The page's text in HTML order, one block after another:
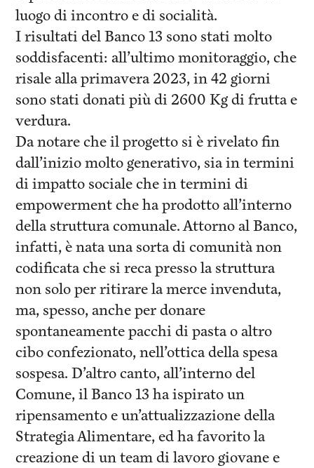
luogo di incontro e di socialità.
I risultati del Banco 13 sono stati molto
soddisfacenti: all’ultimo monitoraggio, che
risale alla primavera 2023, in 42 giorni
sono stati donati più di 2600 Kg di frutta e
verdura.
Da notare che il progetto si è rivelato fin
dall’inizio molto generativo, sia in termini
di impatto sociale che in termini di
empowerment che ha prodotto all’interno
della struttura comunale. Attorno al Banco,
infatti, è nata una sorta di comunità non
codificata che si reca presso la struttura
non solo per ritirare la merce invenduta,
ma, spesso, anche per donare
spontaneamente pacchi di pasta o altro
cibo confezionato, nell’ottica della spesa
sospesa. D’altro canto, all’interno del
Comune, il Banco 13 ha ispirato un
ripensamento e un’attualizzazione della
Strategia Alimentare, ed ha favorito la
creazione di un team di lavoro giovane e